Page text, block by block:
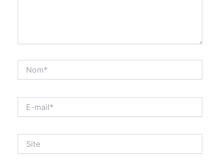
mail*